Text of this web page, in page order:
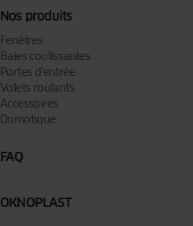
Nos produits
Fenêtres
Baies coulissantes
Portes d’entrée
Volets roulants
Accessoires
Domotique
FAQ
OKNOPLAST